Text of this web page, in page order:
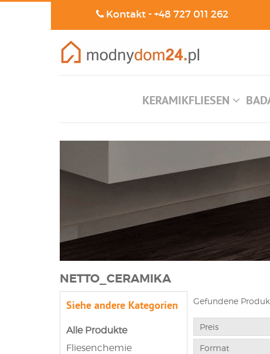
Kontakt -+48 727 011 262
KERAMIKFLIESEN
NETTO_CERAMIKA
Siehe andere Kategorien
Alle Produkte
Fliesenchemie
Gefundene
Preis
Format